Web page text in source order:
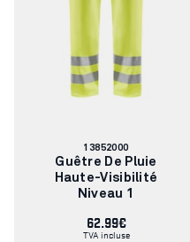
Numéro
d'article:
13852000
Guêtre De Pluie
Haute-Visibilité
Niveau 1
62.99€
TVA incluse